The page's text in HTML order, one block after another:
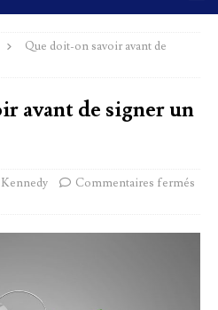
Que doit-on savoir avant de
avant de signer un
Commentaires fermés